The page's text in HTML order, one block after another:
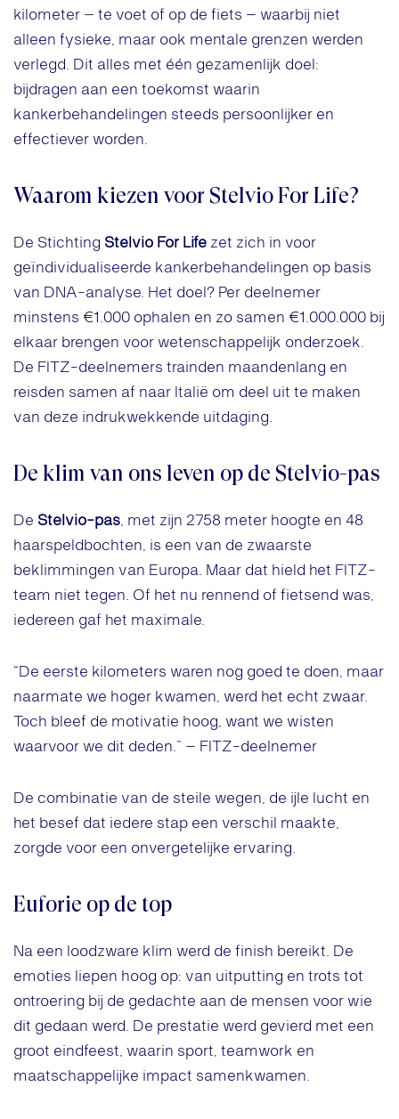
kilometer – te voet of op de fiets – waarbij niet
alleen fysieke, maar ook mentale grenzen werden
verlegd. Dit alles met één gezamenlijk doel:
bijdragen aan een toekomst waarin
kankerbehandelingen steeds persoonlijker en
effectiever worden.
Waarom kiezen voor Stelvio For Life?
De Stichting Stelvio For Life zet zich in voor
geïndividualiseerde kankerbehandelingen op basis
van DNA-analyse. Het doel? Per deelnemer
minstens €1.000 ophalen en zo samen €1.000.000 bij
elkaar brengen voor wetenschappelijk onderzoek.
De FITZ-deelnemers trainden maandenlang en
reisden samen af naar Italië om deel uit te maken
van deze indrukwekkende uitdaging.
De klim van ons leven op de Stelvio-pas
De Stelvio-pas, met zijn 2758 meter hoogte en 48
haarspeldbochten, is een van de zwaarste
beklimmingen van Europa. Maar dat hield het FITZ-
team niet tegen. Of het nu rennend of fietsend was,
iedereen gaf het maximale.
“De eerste kilometers waren nog goed te doen, maar
naarmate we hoger kwamen, werd het echt zwaar.
Toch bleef de motivatie hoog, want we wisten
waarvoor we dit deden.” – FITZ-deelnemer
De combinatie van de steile wegen, de ijle lucht en
het besef dat iedere stap een verschil maakte,
zorgde voor een onvergetelijke ervaring.
Euforie op de top
Na een loodzware klim werd de finish bereikt. De
emoties liepen hoog op: van uitputting en trots tot
ontroering bij de gedachte aan de mensen voor wie
dit gedaan werd. De prestatie werd gevierd met een
groot eindfeest, waarin sport, teamwork en
maatschappelijke impact samenkwamen.